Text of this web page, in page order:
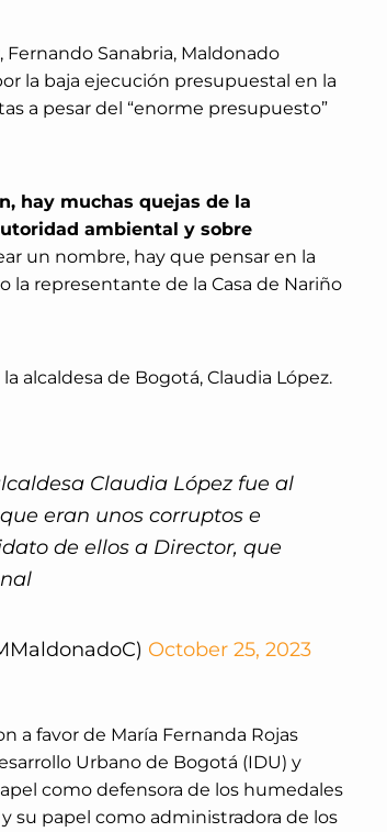
Sanabria, Maldonado
la baja ejecución presupuestal en la
a pesar del “enorme presupuesto”
hay muchas quejas de la
ambiental y sobre
un nombre, hay que pensar en la
la representante de la Casa de Nariño
alcaldesa de Bogotá, Claudia López.
Claudia López fue al
eran unos corruptos e
de ellos a Director, que
October 25, 2023
a favor de María Fernanda Rojas
Urbano de Bogotá (IDU) y
como defensora de los humedales
su papel como administradora de los